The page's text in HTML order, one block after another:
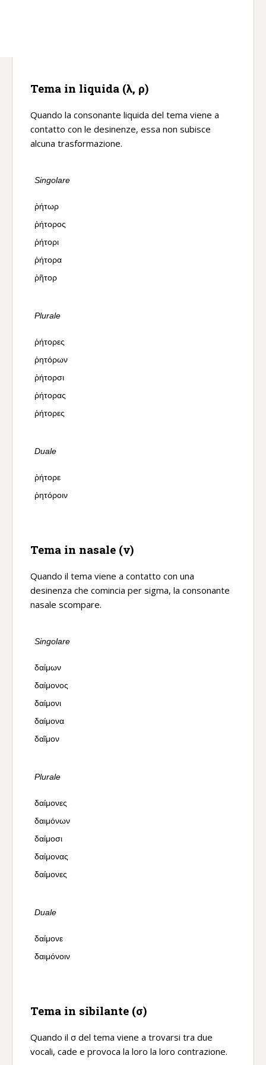
Tema in liquida (λ, ρ)
Quando la consonante liquida del tema viene a
contatto con le desinenze, essa non subisce
alcuna trasformazione.
Singolare
ῥήτωρ
ῥήτορος
ῥήτορι
ῥήτορα
ῥῆτορ
Plurale
ῥήτορες
ῥητόρων
ῥήτορσι
ῥήτορας
ῥήτορες
Duale
ῥήτορε
ῥητόροιν
Tema in nasale (ν)
Quando il tema viene a contatto con una
desinenza che comincia per sigma, la consonante
nasale scompare.
Singolare
δαίμων
δαίμονος
δαίμονι
δαίμονα
δαῖμον
Plurale
δαίμονες
δαιμόνων
δαίμοσι
δαίμονας
δαίμονες
Duale
δαίμονε
δαιμόνοιν
Tema in sibilante (σ)
Quando il σ del tema viene a trovarsi tra due
vocali, cade e provoca la loro la loro contrazione.